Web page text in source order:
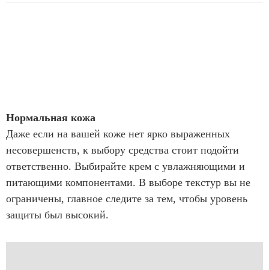
Нормальная кожа
Даже если на вашей коже нет ярко выраженных
несовершенств, к выбору средства стоит подойти
ответственно. Выбирайте крем с увлажняющими и
питающими компонентами. В выборе текстур вы не
ограничены, главное следите за тем, чтобы уровень
защиты был высокий.